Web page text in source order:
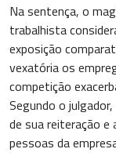
Na sentença, o
trabalhista
exposição
vexatória os
competição
Segundo o
de sua reiteração
pessoas da